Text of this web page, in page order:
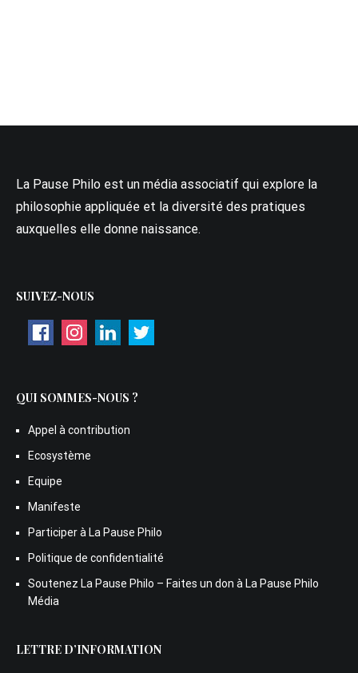
La Pause Philo est un média associatif qui explore la
philosophie appliquée et la diversité des pratiques
auxquelles elle donne naissance.
SUIVEZ-NOUS
QUI SOMMES-NOUS ?
Appel à contribution
Ecosystème
Equipe
Manifeste
Participer à La Pause Philo
Politique de confidentialité
Soutenez La Pause Philo – Faites un don à La Pause Philo
Média
LETTRE D’INFORMATION